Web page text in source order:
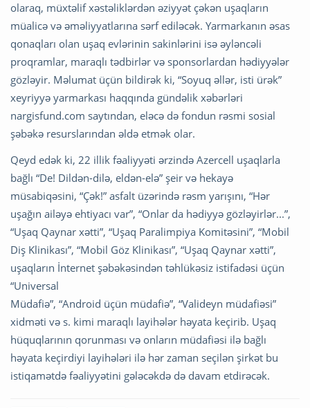
olaraq, müxtəlif xəstəliklərdən əziyyət çəkən uşaqların
müalicə və əməliyyatlarına sərf ediləcək. Yarmarkanın əsas
qonaqları olan uşaq evlərinin sakinlərini isə əyləncəli
proqramlar, maraqlı tədbirlər və sponsorlardan hədiyyələr
gözləyir. Məlumat üçün bildirək ki, “Soyuq əllər, isti ürək”
xeyriyyə yarmarkası haqqında gündəlik xəbərləri
nargisfund.com saytından, eləcə də fondun rəsmi sosial
şəbəkə resurslarından əldə etmək olar.
Qeyd edək ki, 22 illik fəaliyyəti ərzində Azercell uşaqlarla
bağlı “De! Dildən-dilə, eldən-elə” şeir və hekayə
müsabiqəsini, “Çək!” asfalt üzərində rəsm yarışını, “Hər
uşağın ailəyə ehtiyacı var”, “Onlar da hədiyyə gözləyirlər...”,
“Uşaq Qaynar xətti”, “Uşaq Paralimpiya Komitəsini”, “Mobil
Diş Klinikası”, “Mobil Göz Klinikası”, “Uşaq Qaynar xətti”,
uşaqların İnternet şəbəkəsindən təhlükəsiz istifadəsi üçün
“Universal
Müdafiə”, “Android üçün müdafiə”, “Valideyn müdafiəsi”
xidməti və s. kimi maraqlı layihələr həyata keçirib. Uşaq
hüquqlarının qorunması və onların müdafiəsi ilə bağlı
həyata keçirdiyi layihələri ilə hər zaman seçilən şirkət bu
istiqamətdə fəaliyyətini gələcəkdə də davam etdirəcək.